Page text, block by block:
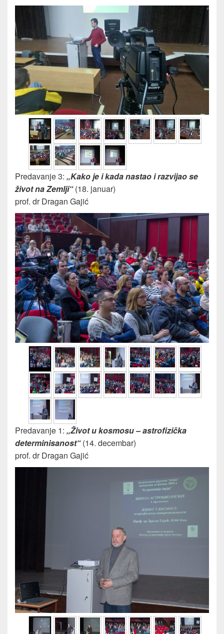
Predavanje 3: „Kako je i kada nastao i razvijao se
život na Zemlji“(18. januar)
prof. dr Dragan Gajić
Predavanje 1: „Život u kosmosu – astrofizička
determinisanost“(14. decembar)
prof. dr Dragan Gajić